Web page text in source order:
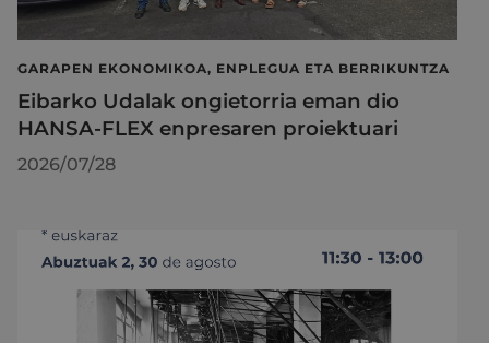
GARAPEN EKONOMIKOA, ENPLEGUA ETA BERRIKUNTZA
Eibarko Udalak ongietorria eman dio
HANSA-FLEX enpresaren proiektuari
2026/07/28